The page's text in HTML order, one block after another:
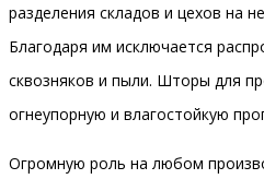
разделения складов и цехов на
Благодаря им исключается
сквозняков и пыли. Шторы для
огнеупорную и влагостойкую
Огромную роль на любом